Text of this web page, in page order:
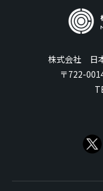
株式会社 日
〒722-